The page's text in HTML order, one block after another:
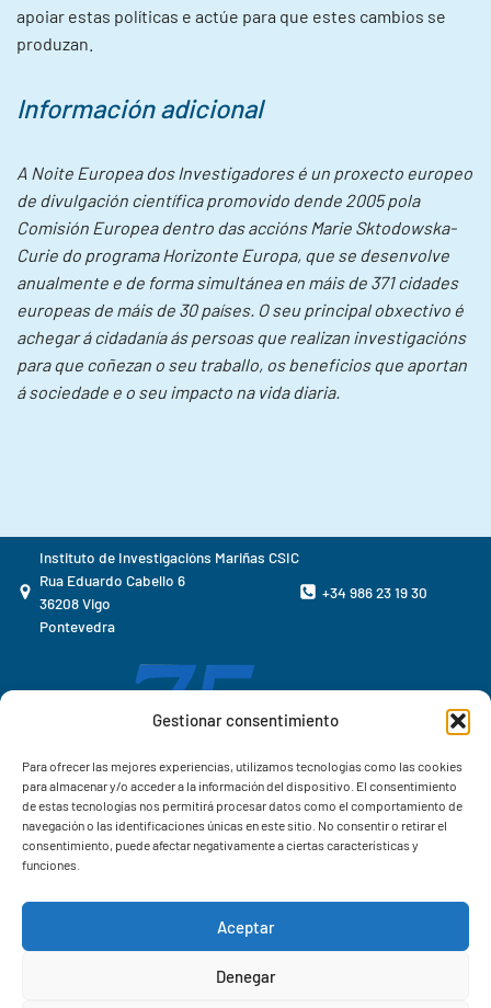
Gestionar consentimiento
Para ofrecer las mejores experiencias, utilizamos tecnologías como las cookies
para almacenar y/o acceder a la información del dispositivo. El consentimiento
de estas tecnologías nos permitirá procesar datos como el comportamiento de
navegación o las identificaciones únicas en este sitio. No consentir o retirar el
consentimiento, puede afectar negativamente a ciertas características y
funciones.
Aceptar
Denegar
apoiar estas políticas e actúe para que estes cambios se
produzan.
Información adicional
A Noite Europea dos Investigadores é un proxecto europeo
de divulgación científica promovido dende 2005 pola
Comisión Europea dentro das accións Marie Sktodowska-
Curie do programa Horizonte Europa, que se desenvolve
anualmente e de forma simultánea en máis de 371 cidades
europeas de máis de 30 países. O seu principal obxectivo é
achegar á cidadanía ás persoas que realizan investigacións
para que coñezan o seu traballo, os beneficios que aportan
á sociedade e o seu impacto na vida diaria.
Instituto de Investigacións Mariñas CSIC
Rua Eduardo Cabello 6
36208 Vigo
Pontevedra
+34 986 23 19 30
Correo IIM